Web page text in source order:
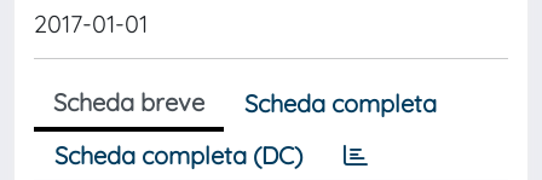
2017-01-01
Scheda breve
Scheda completa
Scheda completa (DC)